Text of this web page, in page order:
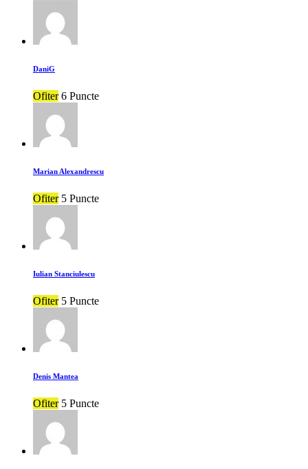
DaniG
Ofiter 6 Puncte
Marian Alexandrescu
Ofiter 5 Puncte
Iulian Stanciulescu
Ofiter 5 Puncte
Denis Mantea
Ofiter 5 Puncte